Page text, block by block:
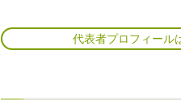
代表者プロフィール